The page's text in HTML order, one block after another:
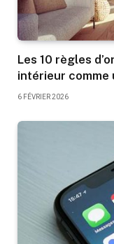
Les 10 règles
intérieur
6 FÉVRIER 2026